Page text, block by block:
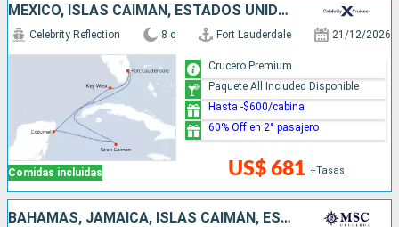
MÉXICO, ISLAS CAIMÁN, ESTADOS UNIDOS
Comidas incluidas
Celebrity Reflection 8 d Fort Lauderdale 21/12/2026
US$ 681 +Tasas
Crucero Premium
Paquete All Included Disponible
Hasta -$600/cabina
60% Off en 2° pasajero
BAHAMAS, JAMAICA, ISLAS CAIMÁN, ESTADOS UNIDOS